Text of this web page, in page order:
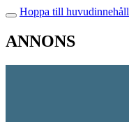
Hoppa till huvudinnehåll
ANNONS